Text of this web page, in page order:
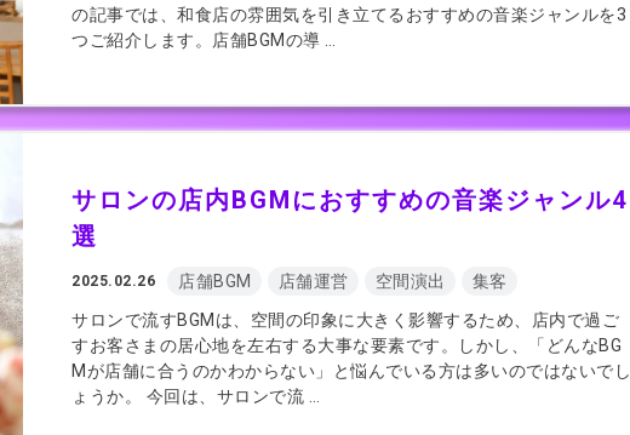
の記事では、和食店の雰囲気を引き立てるおすすめの音楽ジャンルを3
つご紹介します。店舗BGMの導 …
サロンの店内BGMにおすすめの音楽ジャンル4
選
2025.02.26 店舗BGM 店舗運営 空間演出
集客
サロンで流すBGMは、空間の印象に大きく影響するため、店内で過ご
すお客さまの居心地を左右する大事な要素です。しかし、「どんなBG
Mが店舗に合うのかわからない」と悩んでいる方は多いのではないでし
ょうか。 今回は、サロンで流 …